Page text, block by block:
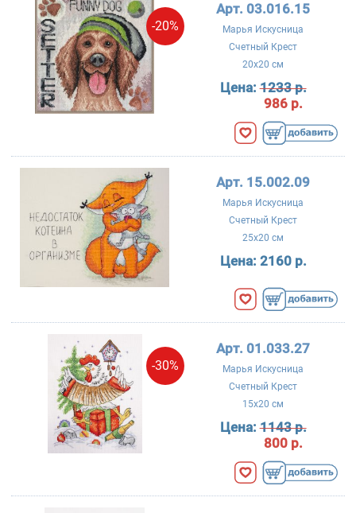
-20%
Арт. 03.016.15
Марья Искусница
Счетный Крест
20x20 см
Цена:1233 р.
986 р.
Арт. 15.002.09
Марья Искусница
Счетный Крест
25x20 см
Цена: 2160 р.
-30%
Арт. 01.033.27
Марья Искусница
Счетный Крест
15x20 см
Цена:1143 р.
800 р.